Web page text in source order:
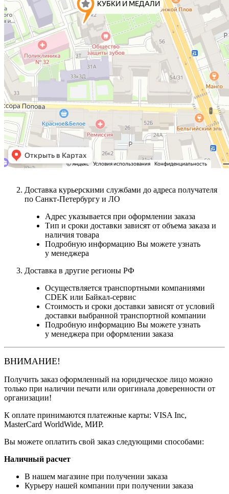
Доставка курьерскими службами до адреса получателя
по Санкт-Петербургу и ЛО
Адрес указывается при оформлении заказа
Тип и сроки доставки зависят от объема заказа и
наличия товара
Подробную информацию Вы можете узнать
у менеджера
Доставка в другие регионы РФ
Осуществляется транспортными компаниями
CDEK или Байкал-сервис
Стоимость и сроки доставки зависят от условий
доставки выбранной транспортной компании
Подробную информацию Вы можете узнать
у менеджера при оформлении заказа
ВНИМАНИЕ!
Получить заказ оформленный на юридическое лицо можно
только при наличии печати или оригинала доверенности от
организации!
К оплате принимаются платежные карты: VISA Inc,
MasterCard WorldWide, МИР.
Вы можете оплатить свой заказ следующими способами:
Наличный расчет
В нашем магазине при получении заказа
Курьеру нашей компании при получении заказа